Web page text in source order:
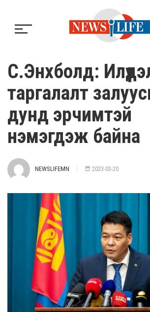
С.Энхболд:
таргалалт
дунд эрчимтэй
нэмэгдэж байна
NEWSLIFEMN 2023-03-20